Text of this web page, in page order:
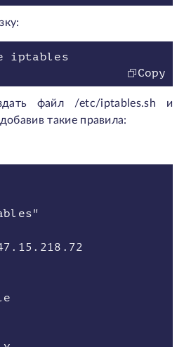
Copy
файл /etc/iptables.sh и
такие правила: